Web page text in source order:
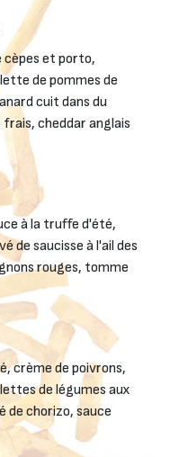
cèpes et porto,
de pommes de
cuit dans du
cheddar anglais
à la truffe d'été,
de saucisse à l'ail des
rouges, tomme
crème de poivrons,
de légumes aux
de chorizo, sauce